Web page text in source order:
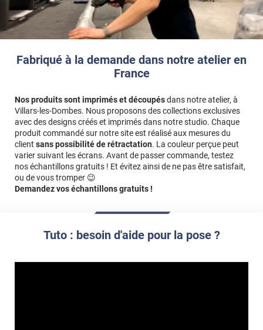
Fabriqué à la demande dans notre atelier en
France
Nos produits sont imprimés et découpésdans notre atelier, à
Villars-les-Dombes. Nous proposons des collections exclusives
avec des designs créés et imprimés dans notre studio. Chaque
produit commandé sur notre site est réalisé aux mesures du
client sans possibilité de rétractation. La couleur perçue peut
varier suivant les écrans. Avant de passer commande, testez
nos échantillons gratuits ! Et évitez ainsi de ne pas être satisfait,
ou de vous tromper 😉
Demandez vos échantillons gratuits !
Tuto : besoin d'aide pour la pose ?